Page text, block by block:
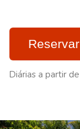
Reservar
Diárias a partir de